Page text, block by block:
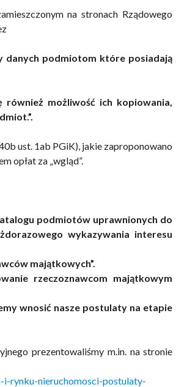
na stronach Rządowego
danych podmiotom które posiadają
możliwość ich kopiowania,
ust. 1ab PGiK), jakie zaproponowano
opłat za „wgląd”.
podmiotów uprawnionych do
wykazywania interesu
majątkowych”.
rzeczoznawcom majątkowym
wnosić nasze postulaty na etapie
prezentowaliśmy m.in. na stronie
rynku-nieruchomosci-postulaty-